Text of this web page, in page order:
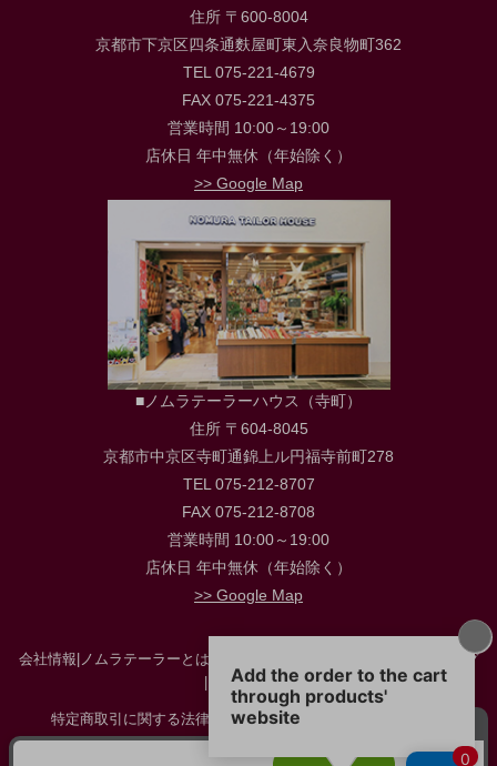
住所 〒600-8004
京都市下京区四条通麩屋町東入奈良物町362
TEL 075-221-4679
FAX 075-221-4375
営業時間 10:00～19:00
店休日 年中無休（年始除く）
>> Google Map
■ノムラテーラーハウス（寺町）
住所 〒604-8045
京都市中京区寺町通錦上ル円福寺前町278
TEL 075-212-8707
FAX 075-212-8708
営業時間 10:00～19:00
店休日 年中無休（年始除く）
>> Google Map
会社情報 ノムラテーラーとは
お役立ち情報・ブログ
お問い合わせ
特定商取引に関する法律に基づく表示|プライバシーポリシー
サイトマップ